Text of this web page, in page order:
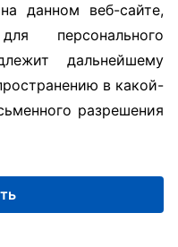
данном веб-сайте,
персонального
дальнейшему
в какой-
разрешения